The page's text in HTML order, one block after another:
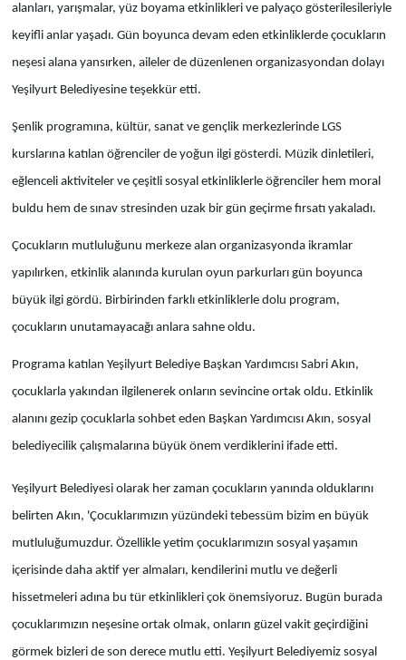
alanları, yarışmalar, yüz boyama etkinlikleri ve palyaço gösterilesileriyle
keyifli anlar yaşadı. Gün boyunca devam eden etkinliklerde çocukların
neşesi alana yansırken, aileler de düzenlenen organizasyondan dolayı
Yeşilyurt Belediyesine teşekkür etti.
Şenlik programına, kültür, sanat ve gençlik merkezlerinde LGS
kurslarına katılan öğrenciler de yoğun ilgi gösterdi. Müzik dinletileri,
eğlenceli aktiviteler ve çeşitli sosyal etkinliklerle öğrenciler hem moral
buldu hem de sınav stresinden uzak bir gün geçirme fırsatı yakaladı.
Çocukların mutluluğunu merkeze alan organizasyonda ikramlar
yapılırken, etkinlik alanında kurulan oyun parkurları gün boyunca
büyük ilgi gördü. Birbirinden farklı etkinliklerle dolu program,
çocukların unutamayacağı anlara sahne oldu.
Programa katılan Yeşilyurt Belediye Başkan Yardımcısı Sabri Akın,
çocuklarla yakından ilgilenerek onların sevincine ortak oldu. Etkinlik
alanını gezip çocuklarla sohbet eden Başkan Yardımcısı Akın, sosyal
belediyecilik çalışmalarına büyük önem verdiklerini ifade etti.
Yeşilyurt Belediyesi olarak her zaman çocukların yanında olduklarını
belirten Akın, 'Çocuklarımızın yüzündeki tebessüm bizim en büyük
mutluluğumuzdur. Özellikle yetim çocuklarımızın sosyal yaşamın
içerisinde daha aktif yer almaları, kendilerini mutlu ve değerli
hissetmeleri adına bu tür etkinlikleri çok önemsiyoruz. Bugün burada
çocuklarımızın neşesine ortak olmak, onların güzel vakit geçirdiğini
görmek bizleri de son derece mutlu etti. Yeşilyurt Belediyemiz sosyal